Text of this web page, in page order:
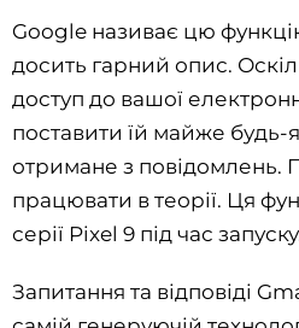
Google називає цю
досить гарний опис.
доступ до вашої
поставити їй майже будь-
отримане з повідомлень.
працювати в теорії. Ця
серії Pixel 9 під час
Запитання та відповіді